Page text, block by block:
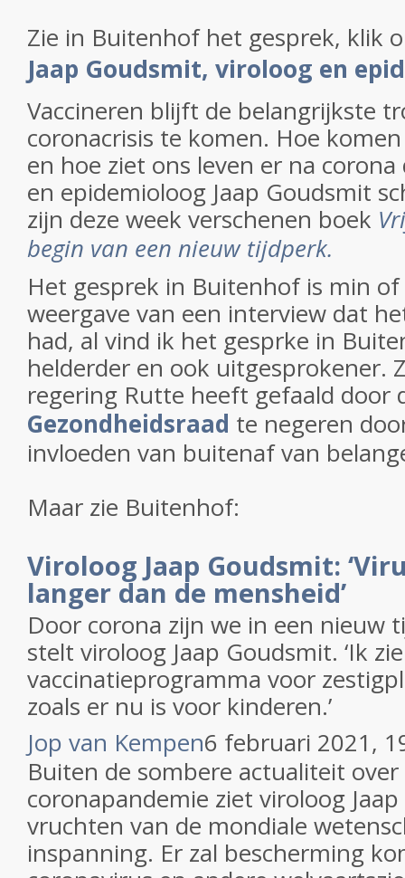
Zie in Buitenhof het gesprek, klik
Jaap Goudsmit, viroloog en
Vaccineren blijft de belangrijkste
coronacrisis te komen. Hoe
en hoe ziet ons leven er na
en epidemioloog Jaap Goudsmit
zijn deze week verschenen boek
begin van een nieuw tijdperk.
Het gesprek in Buitenhof is min
weergave van een interview dat
had, al vind ik het gesprke in
helderder en ook uitgesprokener.
regering Rutte heeft gefaald door
Gezondheidsraad te negeren
invloeden van buitenaf van
Maar zie Buitenhof:
Viroloog Jaap Goudsmit:
langer dan de mensheid’
Door corona zijn we in een nieuw
stelt viroloog Jaap Goudsmit. ‘Ik
vaccinatieprogramma voor
zoals er nu is voor kinderen.’
Jop van Kempen6 februari 2021,
Buiten de sombere actualiteit over
coronapandemie ziet viroloog
vruchten van de mondiale
inspanning. Er zal bescherming